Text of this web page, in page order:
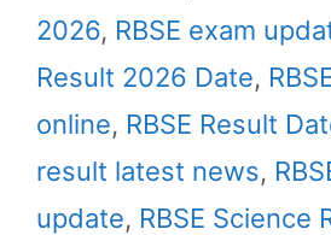
2026, RBSE exam
Result 2026 Date,
online, RBSE Result
result latest news,
update, RBSE Science